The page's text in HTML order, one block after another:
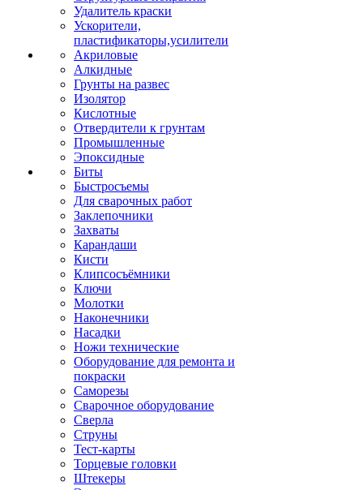
Удалитель краски
Ускорители,
пластификаторы,усилители
Акриловые
Алкидные
Грунты на развес
Изолятор
Кислотные
Отвердители к грунтам
Промышленные
Эпоксидные
Биты
Быстросъемы
Для сварочных работ
Заклепочники
Захваты
Карандаши
Кисти
Клипсосъёмники
Ключи
Молотки
Наконечники
Насадки
Ножи технические
Оборудование для ремонта и
покраски
Саморезы
Сварочное оборудование
Сверла
Струны
Тест-карты
Торцевые головки
Штекеры